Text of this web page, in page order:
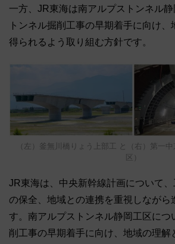
一方、JR東海は南アルプストンネル静
トンネル掘削工事の早期着手に向け、
得られるよう取り組む方針です。
（左）釜無川橋りょう上部工 と（右）第一
区）
JR東海は、中央新幹線計画について
の保全、地域との連携を重視しながら
す。南アルプストンネル静岡工区につ
削工事の早期着手に向け、地域の理解